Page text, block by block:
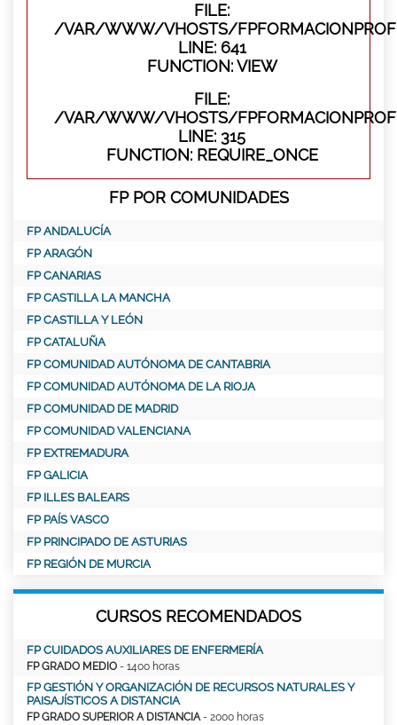
FILE:
/VAR/WWW/VHOSTS/
LINE: 641
FUNCTION: VIEW
FILE:
/VAR/WWW/VHOSTS/
LINE: 315
FUNCTION: REQUIRE_ONCE
FP POR COMUNIDADES
FP ANDALUCÍA
FP ARAGÓN
FP CANARIAS
FP CASTILLA LA MANCHA
FP CASTILLA Y LEÓN
FP CATALUÑA
FP COMUNIDAD AUTÓNOMA DE CANTABRIA
FP COMUNIDAD AUTÓNOMA DE LA RIOJA
FP COMUNIDAD DE MADRID
FP COMUNIDAD VALENCIANA
FP EXTREMADURA
FP GALICIA
FP ILLES BALEARS
FP PAÍS VASCO
FP PRINCIPADO DE ASTURIAS
FP REGIÓN DE MURCIA
CURSOS RECOMENDADOS
FP CUIDADOS AUXILIARES DE ENFERMERÍA
FP GRADO MEDIO - 1400 horas
FP GESTIÓN Y ORGANIZACIÓN DE RECURSOS NATURALES Y
PAISAJÍSTICOS A DISTANCIA
FP GRADO SUPERIOR A DISTANCIA- 2000 horas